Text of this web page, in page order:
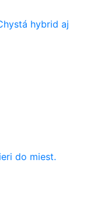
hybrid aj
do miest.